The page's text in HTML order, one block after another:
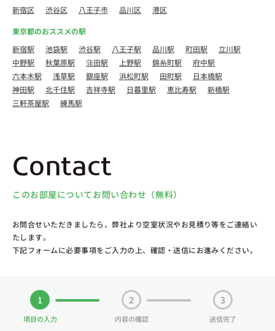
新宿区
渋谷区 八王子市 品川区 港区
東京都のおススメの駅
新宿駅
池袋駅 渋谷駅 八王子駅 品川駅 町田駅
立川駅
中野駅
秋葉原駅 蒲田駅 上野駅 錦糸町駅
府中駅
六本木駅
浅草駅 銀座駅 浜松町駅 田町駅
日本橋駅
神田駅
北千住駅 吉祥寺駅 日暮里駅 恵比寿駅
新橋駅
三軒茶屋駅
練馬駅
Contact
このお部屋についてお問い合わせ（無料）
お問合せいただきましたら、弊社より空室状況やお見積り等をご連絡い
たします。
下記フォームに必要事項をご入力の上、確認・送信にお進みください。
1
項目の入力
2
内容の確認
3
送信完了